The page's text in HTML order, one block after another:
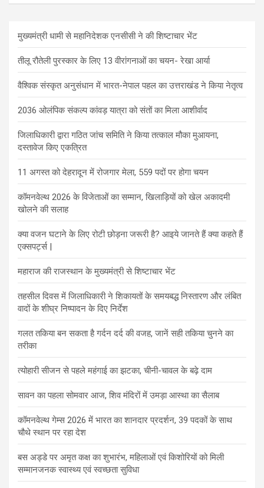
मुख्यमंत्री धामी से महानिदेशक एनसीसी ने की शिष्टाचार भेंट
तीलू रौतेली पुरस्कार के लिए 13 वीरांगनाओं का चयन- रेखा आर्या
वैश्विक संस्कृत अनुसंधान में भारत-नेपाल पहल का उत्तराखंड ने किया नेतृत्व
2036 ओलंपिक संकल्प कांवड़ यात्रा को संतों का मिला आशीर्वाद
जिलाधिकारी द्वारा गठित जांच समिति ने किया तत्काल मौका मुआयना,
दस्तावेज किए एकत्रित
11 अगस्त को देहरादून में रोजगार मेला, 559 पदों पर होगा चयन
कॉमनवेल्थ 2026 के विजेताओं का सम्मान, खिलाड़ियों को खेल अकादमी
खोलने की सलाह
क्या वजन घटाने के लिए रोटी छोड़ना जरूरी है? आइये जानते हैं क्या कहते हैं
एक्सपर्ट्स |
महाराज की राजस्थान के मुख्यमंत्री से शिष्टाचार भेंट
तहसील दिवस में जिलाधिकारी ने शिकायतों के समयबद्ध निस्तारण और लंबित
वादों के शीघ्र निष्पादन के दिए निर्देश
गलत तकिया बन सकता है गर्दन दर्द की वजह, जानें सही तकिया चुनने का
तरीका
त्योहारी सीजन से पहले महंगाई का झटका, चीनी-चावल के बढ़े दाम
सावन का पहला सोमवार आज, शिव मंदिरों में उमड़ा आस्था का सैलाब
कॉमनवेल्थ गेम्स 2026 में भारत का शानदार प्रदर्शन, 39 पदकों के साथ
चौथे स्थान पर रहा देश
बस अड्डे पर अमृत कक्ष का शुभारंभ, महिलाओं एवं किशोरियों को मिली
सम्मानजनक स्वास्थ्य एवं स्वच्छता सुविधा